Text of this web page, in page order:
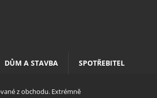
DŮM A STAVBA SPOTŘEBITEL
z obchodu. Extrémně